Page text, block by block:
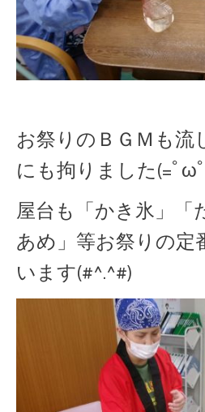
お祭りのＢＧＭも流
にも拘りました(=ﾟωﾟ
屋台も「かき氷」「
あめ」等お祭りの定
います(#^.^#)